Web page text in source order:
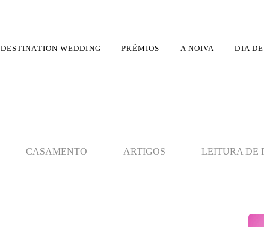
DESTINATION WEDDING PRÊMIOS A NOIVA DIA
CASAMENTO ARTIGOS LEITURA DE